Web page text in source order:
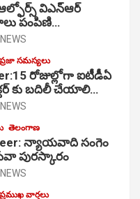
ఆల్ఫోర్స్ విఎన్ఆర్
పంపిణి…
ప్రజా సమస్యలు
రోజుల్లోగా ఐటీడీఏ
కు బదిలీ చేయాలి…
తెలంగాణ
న్యాయవాది సంగెం
పురస్కారం
ప్రముఖ వార్తలు